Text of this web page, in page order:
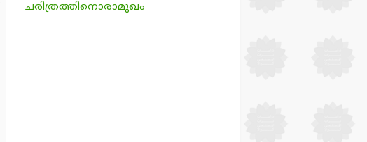
ചരിത്രത്തിനൊരാമുഖം